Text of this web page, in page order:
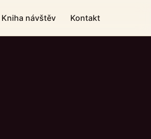
Kniha návštěv Kontakt